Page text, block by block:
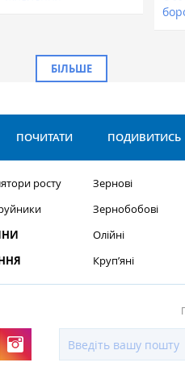
БІЛЬШЕ
ПОЧИТАТИ ПОДИВИТИСЬ
росту
Зернові
Зернобобові
Олійні
Круп’яні